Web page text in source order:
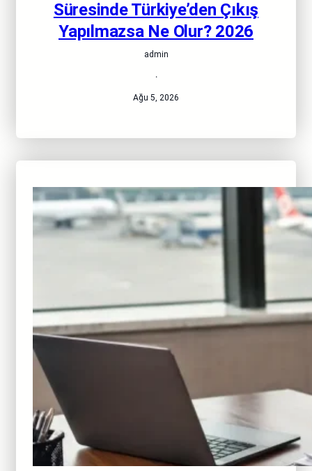
Süresinde Türkiye’den Çıkış
Yapılmazsa Ne Olur? 2026
admin
·
Ağu 5, 2026